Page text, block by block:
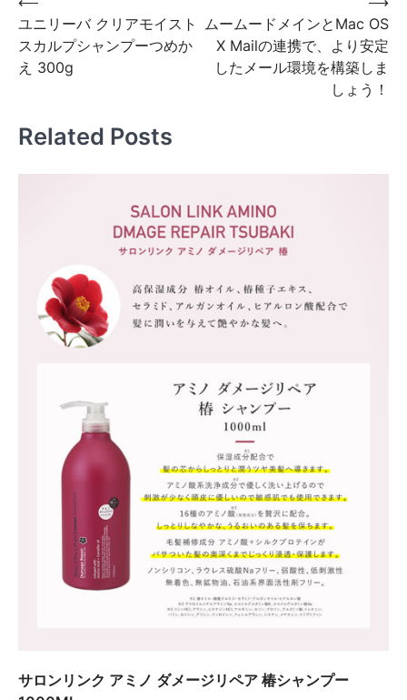
稿
ナ
ー
シ
ユニリーバ クリアモイスト
スカルプシャンプーつめか
え 300g
ムームードメインとMac OS
X Mailの連携で、より安定
したメール環境を構築しま
しょう！
Related Posts
サロンリンク アミノ ダメージリペア 椿シャンプー